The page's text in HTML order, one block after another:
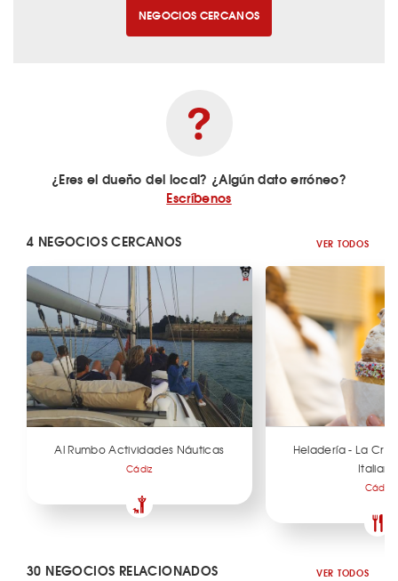
NEGOCIOS CERCANOS
¿Eres el dueño del local? ¿Algún dato erróneo?
Escríbenos
4 NEGOCIOS CERCANOS VER TODOS
Al Rumbo Actividades Náuticas
Cádiz
Heladería - La
Italiano
Cádiz
30 NEGOCIOS RELACIONADOS VER TODOS